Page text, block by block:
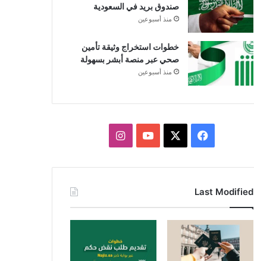
صندوق بريد في السعودية
منذ أسبوعين
خطوات استخراج وثيقة تأمين
صحي عبر منصة أبشر بسهولة
منذ أسبوعين
ب
و
ك
ي
ب
ا
ت
ر
Last Modified